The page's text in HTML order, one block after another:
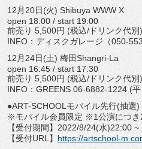
12月20日(火) Shibuya WWW X
open 18:00 / start 19:00
前売り 5,500円 (税込/ドリンク代別)
INFO：ディスクガレージ（050-
12月24日(土) 梅田Shangri-La
open 16:45 / start 17:30
前売り 5,500円 (税込/ドリンク代別)
INFO：GREENS 06-6882-1224 (
●ART-SCHOOLモバイル先行(抽選)
※モバイル会員限定 ※1公演につき
【受付期間】2022/8/24(水)22:00
【受付URL】 https://artschool-m.